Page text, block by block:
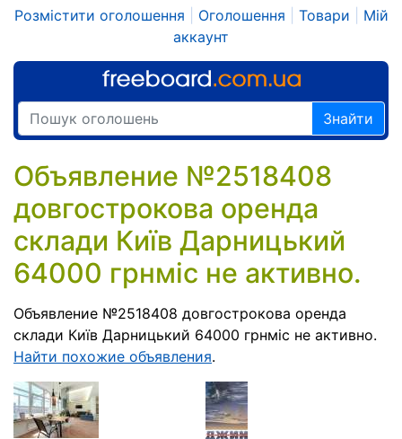
Розмістити оголошення Оголошення Товари
Мій
аккаунт
Знайти
Объявление №2518408
довгострокова оренда
склади Київ Дарницький
64000 грнміс не активно.
Объявление №2518408 довгострокова оренда
склади Київ Дарницький 64000 грнміс не активно.
Найти похожие объявления.